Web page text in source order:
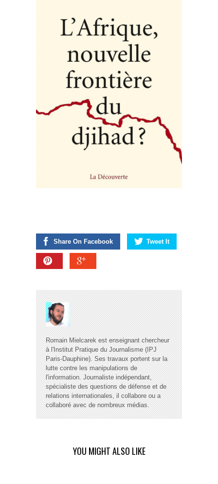
Share On Facebook Tweet It
Romain Mielcarek est enseignant chercheur
à l'Institut Pratique du Journalisme (IPJ
Paris-Dauphine). Ses travaux portent sur la
lutte contre les manipulations de
l'information. Journaliste indépendant,
spécialiste des questions de défense et de
relations internationales, il collabore ou a
collaboré avec de nombreux médias.
YOU MIGHT ALSO LIKE